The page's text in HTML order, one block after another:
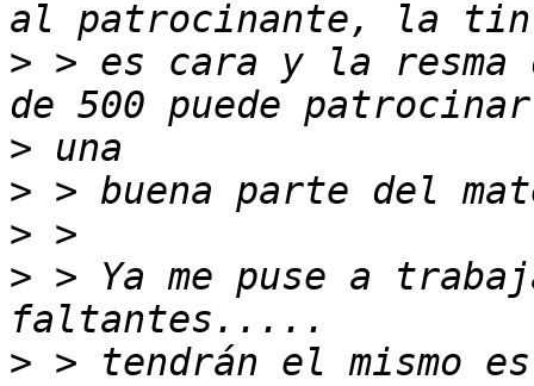
> > es cara y la resma
>
>
>
> > Ya me puse a
> > tendrán el mismo